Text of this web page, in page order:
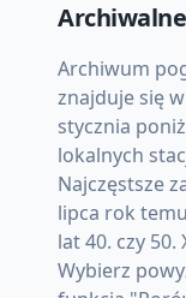
Archiwum
znajduje się
stycznia
lokalnych
Najczęstsze
lipca rok
lat 40. czy 50.
Wybierz